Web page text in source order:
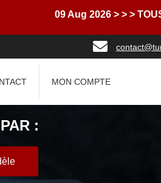
09 Aug 2026 > > > TOUS
MON COMPTE
: